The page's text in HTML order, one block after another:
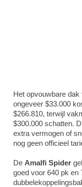
Het opvouwbare dak
ongeveer $33.000
$266.810, terwijl
$300.000 schatten.
extra vermogen of
nog geen officieel
De Amalfi Spider
goed voor 640 pk en